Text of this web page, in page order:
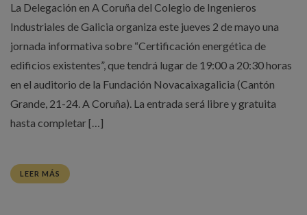
La Delegación en A Coruña del Colegio de Ingenieros
Industriales de Galicia organiza este jueves 2 de mayo una
jornada informativa sobre “Certificación energética de
edificios existentes”, que tendrá lugar de 19:00 a 20:30 horas
en el auditorio de la Fundación Novacaixagalicia (Cantón
Grande, 21-24. A Coruña). La entrada será libre y gratuita
hasta completar […]
LEER MÁS